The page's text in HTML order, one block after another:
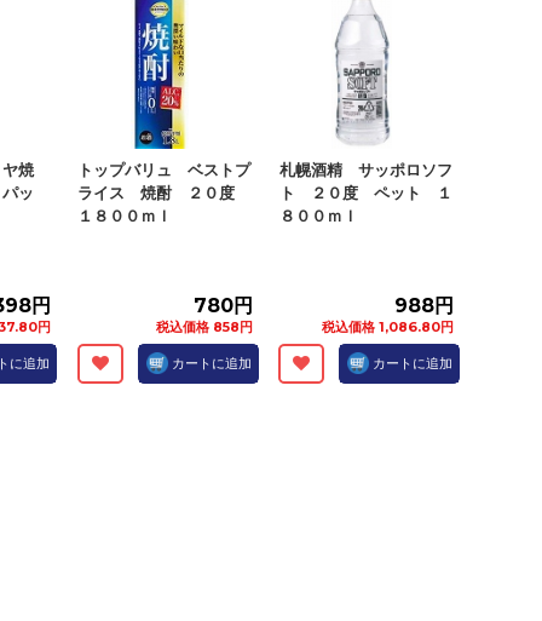
焼
ッ
円
円
に追加
トップバリュ ベストプ
ライス 焼酎 ２０度
１８００ｍｌ
780円
税込価格 858円
カートに追加
札幌酒精 サッポロソフ
ト ２０度 ペット １
８００ｍｌ
988円
税込価格 1,086.80円
カートに追加